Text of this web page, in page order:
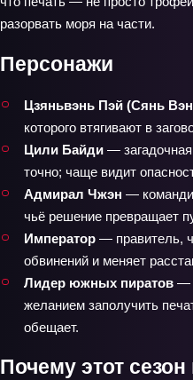
разорвать моря на части.
Персонажи
Цзяньвэнь Пэй (Сянь
которого втягивают в
Цили Байди —
точно; чаще видит
Адмирал Чжэн —
чьё решение превращает
Император — правитель,
обвинений и меняет
Лидер южных пиратов —
желанием заполучить
обещает.
Почему этот